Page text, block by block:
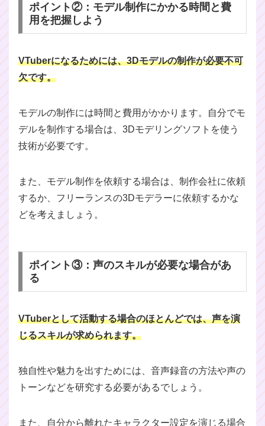
ポイント②：モデル制作にかかる時間と費
用を把握しよう
VTuberになるためには、3Dモデルの制作が必要不可
欠です。
モデルの制作には時間と費用がかかります。自分でモ
デルを制作する場合は、3Dモデリングソフトを使う
技術が必要です。
また、モデル制作を依頼する場合は、制作会社に依頼
するか、フリーランスの3Dモデラーに依頼するかな
どを考えましょう。
ポイント③：声のスキルが必要な場合があ
る
VTuberとして活動する場合のほとんどでは、声を演
じるスキルが求められます。
独自性や魅力を出すためには、音声録音の方法や声の
トーンなどを研究する必要があるでしょう。
また、自分から離れたキャラクター設定を演じる場合